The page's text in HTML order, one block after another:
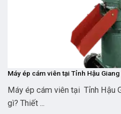
Máy ép cám viên tại Tỉnh Hậu Giang
Máy ép cám viên tại Tỉnh Hậu
gì? Thiết ...